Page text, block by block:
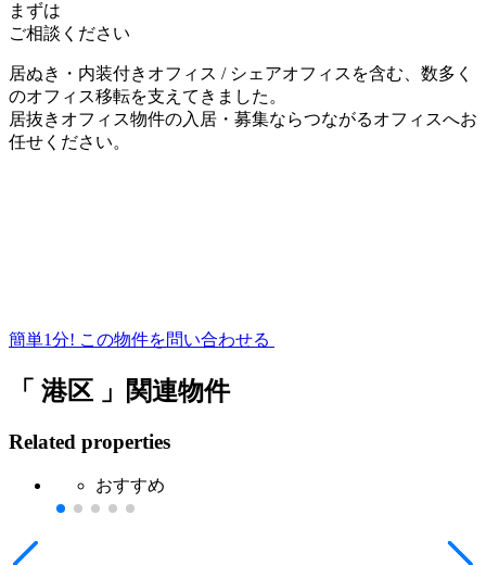
まずは
ご相談ください
居ぬき・内装付きオフィス / シェアオフィスを含む、数多く
のオフィス移転を支えてきました。
居抜きオフィス物件の入居・募集ならつながるオフィスへお
任せください。
簡単1分! この物件を問い合わせる
「 港区 」関連物件
Related properties
おすすめ